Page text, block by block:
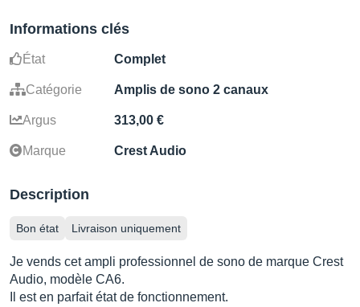
Informations clés
État Complet
Catégorie Amplis de sono 2 canaux
Argus 313,00 €
Marque Crest Audio
Description
Bon état Livraison uniquement
Je vends cet ampli professionnel de sono de marque Crest
Audio, modèle CA6.
Il est en parfait état de fonctionnement.